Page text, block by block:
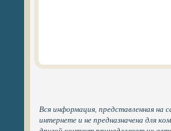
Вся информация, представленная на
интернете и не предназначена для